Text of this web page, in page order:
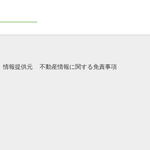
部屋環境
IHクッキングヒータ
ディスポーザー
情報提供元 不動産情報に関する免責事項